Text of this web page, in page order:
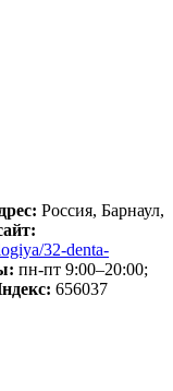
Россия, Барнаул,
32-denta-
пн-пт 9:00–20:00;
656037